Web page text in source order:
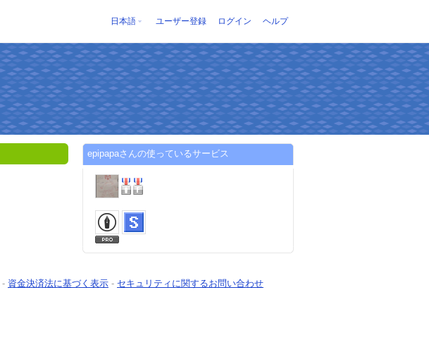
日本語 ユーザー登録 ログイン ヘルプ
epipapaさんの使っているサービス
- 資金決済法に基づく表示 - セキュリティに関するお問い合わせ